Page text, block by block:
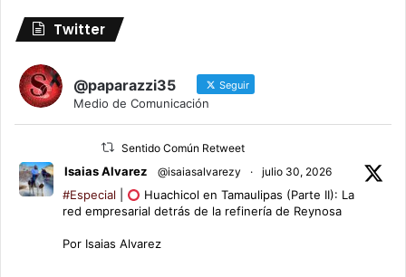
Twitter
@paparazzi35 Seguir
Medio de Comunicación
Sentido Común Retweet
Isaias Alvarez @isaiasalvarezy · julio 30, 2026
#Especial
Huachicol en Tamaulipas (Parte II): La
red empresarial detrás de la refinería de Reynosa
Por Isaias Alvarez